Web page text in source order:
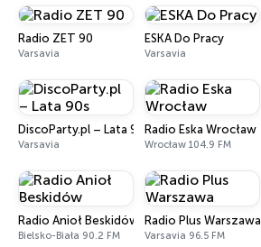
Radio ZET 90
Varsavia
ESKA Do Pracy
Varsavia
DiscoParty.pl – Lata 90s
Varsavia
Radio Eska Wrocław
Wrocław 104.9 FM
Radio Anioł Beskidów
Bielsko-Biała 90.2 FM
Radio Plus Warszawa
Varsavia 96.5 FM